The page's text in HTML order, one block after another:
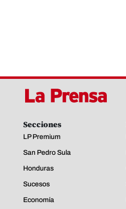
Secciones
LP Premium
San Pedro Sula
Honduras
Sucesos
Economía